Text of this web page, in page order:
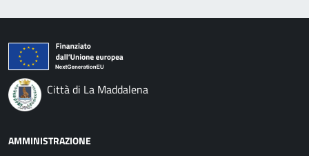
Città di La Maddalena
AMMINISTRAZIONE